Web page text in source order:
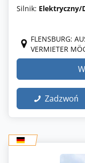
Silnik: Elektryczny/
FLENSBURG:
VERMIETER
Zadzwoń